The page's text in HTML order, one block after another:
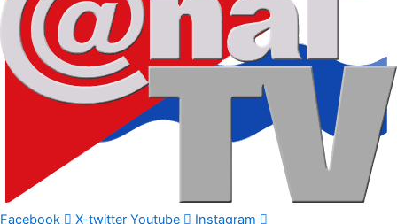
Facebook X-twitter Youtube Instagram